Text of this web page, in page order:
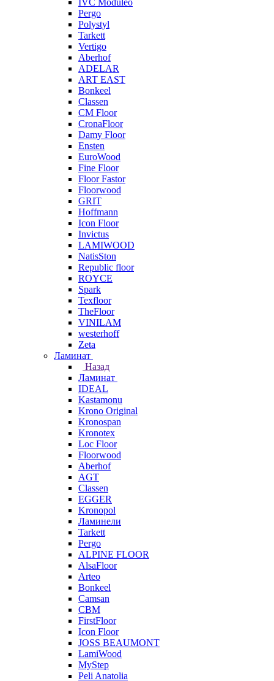
IVC Moduleo
Pergo
Polystyl
Tarkett
Vertigo
Aberhof
ADELAR
ART EAST
Bonkeel
Classen
CM Floor
CronaFloor
Damy Floor
Ensten
EuroWood
Fine Floor
Floor Fastor
Floorwood
GRIT
Hoffmann
Icon Floor
Invictus
LAMIWOOD
NatisSton
Republic floor
ROYCE
Spark
Texfloor
TheFloor
VINILAM
westerhoff
Zeta
Ламинат
Назад
Ламинат
IDEAL
Kastamonu
Krono Original
Kronospan
Kronotex
Loc Floor
Floorwood
Aberhof
AGT
Classen
EGGER
Kronopol
Ламинели
Tarkett
Pergo
ALPINE FLOOR
AlsaFloor
Arteo
Bonkeel
Camsan
CBM
FirstFloor
Icon Floor
JOSS BEAUMONT
LamiWood
MyStep
Peli Anatolia